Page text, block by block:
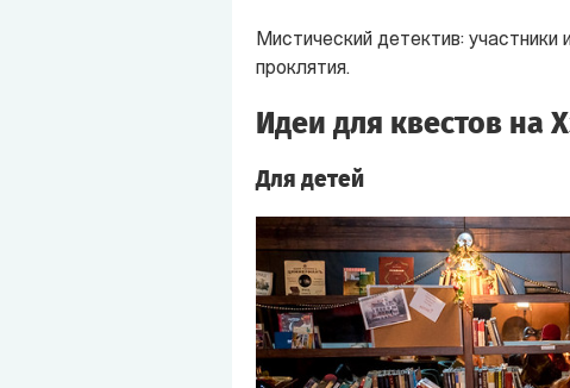
Мистический детектив:
проклятия.
Идеи для квестов на
Для детей